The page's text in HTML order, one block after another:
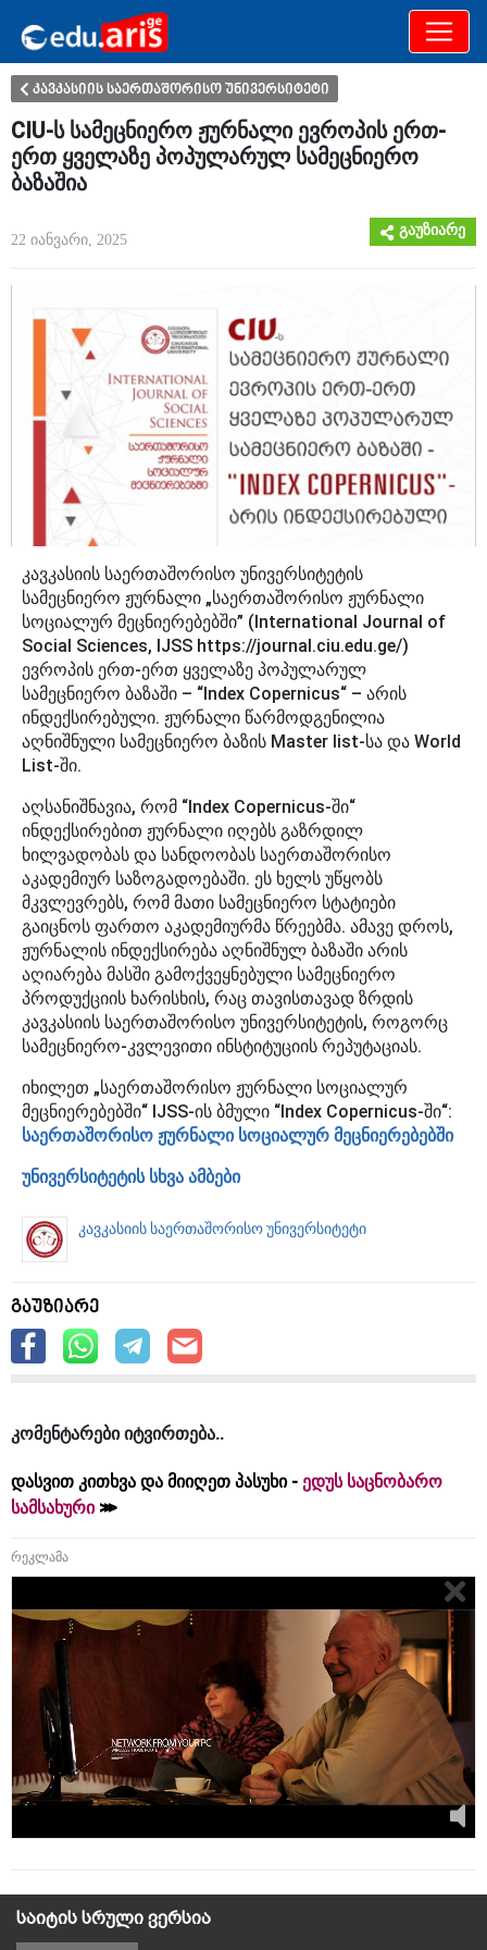
განათლება
კავკასიის საერთაშორისო უნივერსიტეტი
CIU-ს სამეცნიერო ჟურნალი ევროპის ერთ-
ერთ ყველაზე პოპულარულ სამეცნიერო
ბაზაშია
22 იანვარი, 2025
გაუზიარე
კავკასიის საერთაშორისო უნივერსიტეტის
სამეცნიერო ჟურნალი „საერთაშორისო ჟურნალი
სოციალურ მეცნიერებებში” (International Journal of
Social Sciences, IJSS https://journal.ciu.edu.ge/)
ევროპის ერთ-ერთ ყველაზე პოპულარულ
სამეცნიერო ბაზაში – “Index Copernicus“ – არის
ინდექსირებული. ჟურნალი წარმოდგენილია
აღნიშნული სამეცნიერო ბაზის Master list-სა და World
List-ში.
აღსანიშნავია, რომ “Index Copernicus-ში“
ინდექსირებით ჟურნალი იღებს გაზრდილ
ხილვადობას და სანდოობას საერთაშორისო
აკადემიურ საზოგადოებაში. ეს ხელს უწყობს
მკვლევრებს, რომ მათი სამეცნიერო სტატიები
გაიცნოს ფართო აკადემიურმა წრეებმა. ამავე დროს,
ჟურნალის ინდექსირება აღნიშნულ ბაზაში არის
აღიარება მასში გამოქვეყნებული სამეცნიერო
პროდუქციის ხარისხის, რაც თავისთავად ზრდის
კავკასიის საერთაშორისო უნივერსიტეტის, როგორც
სამეცნიერო-კვლევითი ინსტიტუციის რეპუტაციას.
იხილეთ „საერთაშორისო ჟურნალი სოციალურ
მეცნიერებებში“ IJSS-ის ბმული “Index Copernicus-ში“:
საერთაშორისო ჟურნალი სოციალურ მეცნიერებებში
უნივერსიტეტის სხვა ამბები
კავკასიის საერთაშორისო უნივერსიტეტი
გაუზიარე
კომენტარები იტვირთება
დასვით კითხვა და მიიღეთ პასუხი - ედუს საცნობარო
სამსახური
რეკლამა
საიტის სრული ვერსია